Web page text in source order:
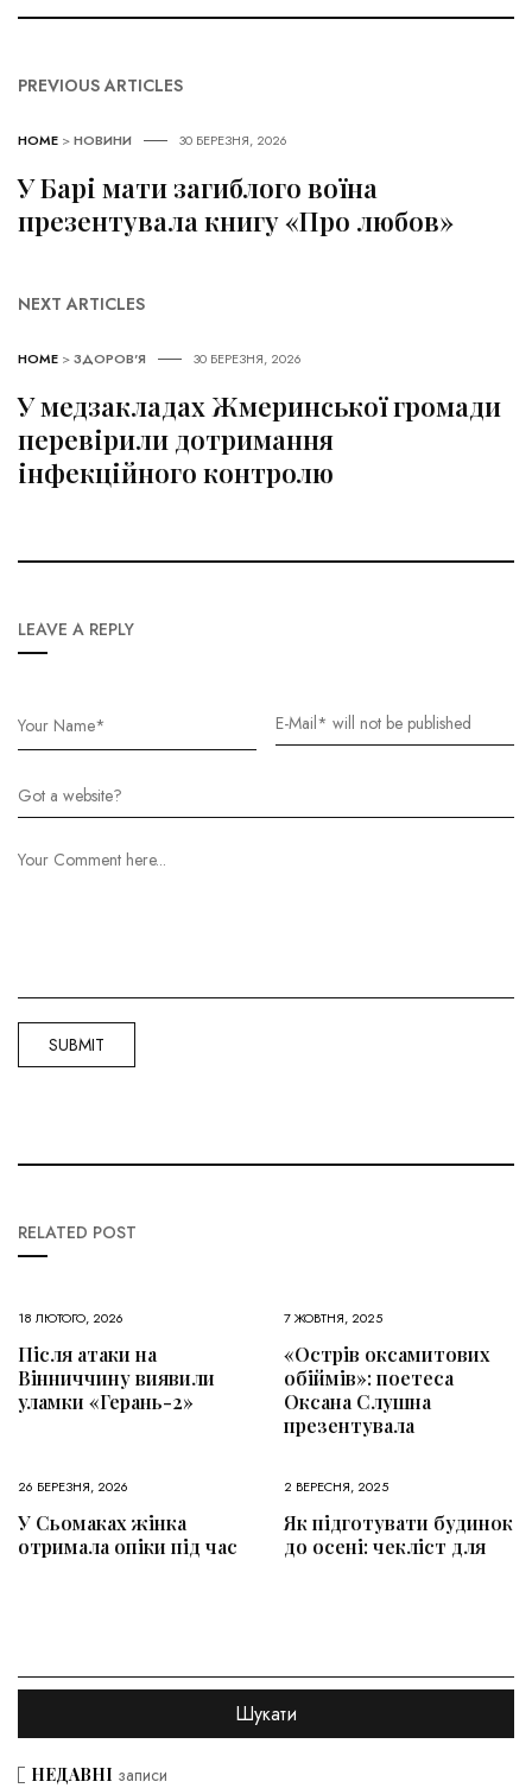
PREVIOUS ARTICLES
HOME >НОВИНИ 30 БЕРЕЗНЯ, 2026
У Барі мати загиблого воїна
презентувала книгу «Про любов»
NEXT ARTICLES
HOME >ЗДОРОВ'Я 30 БЕРЕЗНЯ, 2026
У медзакладах Жмеринської громади
перевірили дотримання
інфекційного контролю
LEAVE A REPLY
RELATED POST
18 ЛЮТОГО, 2026
Після атаки на
Вінниччину виявили
уламки «Герань-2»
7 ЖОВТНЯ, 2025
«Острів оксамитових
обіймів»: поетеса
Оксана Слушна
презентувала
26 БЕРЕЗНЯ, 2026
У Сьомаках жінка
отримала опіки під час
2 ВЕРЕСНЯ, 2025
Як підготувати будинок
до осені: чекліст для
НЕДАВНІ записи